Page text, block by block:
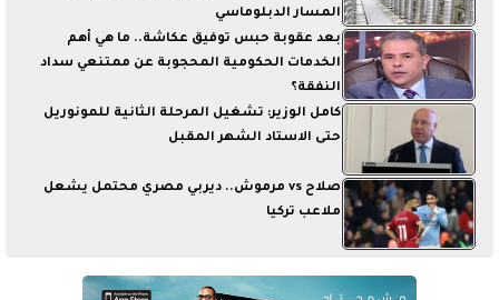
المسار الدبلوماسي
بعد عقوبة حبس توفيق عكاشة.. ما هي أهم
الخدمات الحكومية المحجوبة عن ممتنعي سداد
النفقة؟
كامل الوزير: تشغيل المرحلة الثانية للمونوريل
حتى الاستاد الشهر المقبل
صلاح vs مرموش.. ديربي مصري محتمل يشعل
ملاعب تركيا